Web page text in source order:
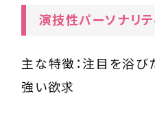
演技性パーソナリテ
主な特徴：注目を浴び
強い欲求